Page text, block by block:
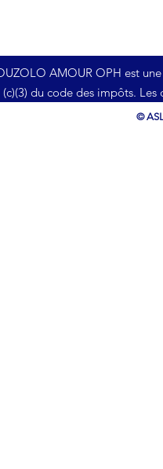
AMOUR OPH est
du code des impôts.
©